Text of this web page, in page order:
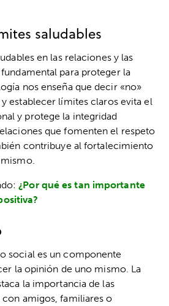
saludables
en las relaciones y las
para proteger la
nos enseña que decir «no»
establecer límites claros evita el
y protege la integridad
que fomenten el respeto
contribuye al fortalecimiento
¿Por qué es tan importante
social es un componente
la opinión de uno mismo. La
la importancia de las
amigos, familiares o